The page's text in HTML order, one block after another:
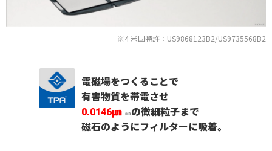
※4 米国特許：US9868123B2/US9735568B2
電磁場をつくることで
有害物質を帯電させ
0.0146㎛ ※3 の微細粒子まで
磁石のようにフィルターに吸着。